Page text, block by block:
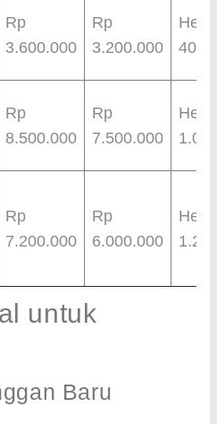
Rp
3.600.000
Rp
3.200.000
Rp
8.500.000
Rp
7.500.000
Rp
7.200.000
Rp
6.000.000
untuk
Baru